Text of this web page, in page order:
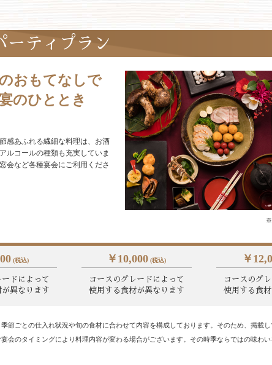
ーティプラン
おもてなしで
のひととき
感あふれる繊細な料理は、お酒
ルコールの種類も充実していま
会など各種宴会にご利用くださ
※
(税込)
ドによって
異なります
￥10,000 (税込)
コースのグレードによって
使用する食材が異なります
￥
コースのグ
使用する食
節ごとの仕⼊れ状況や旬の⾷材に合わせて内容を構成しております。そのため、掲載
会のタイミングにより料理内容が変わる場合がございます。その時季ならではの味わ